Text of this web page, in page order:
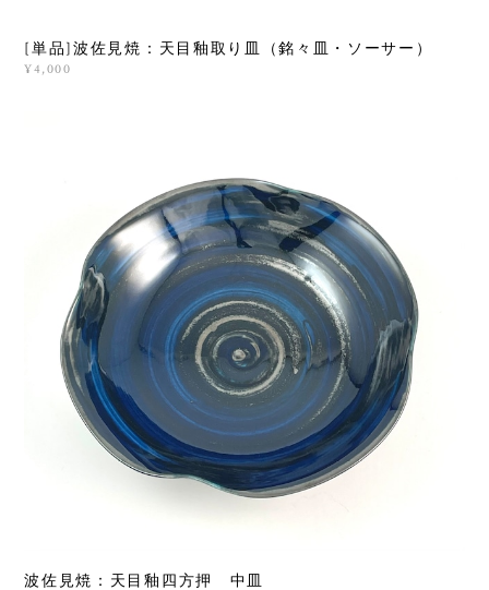
[単品]波佐見焼：天目釉取り皿（銘々皿・ソーサー）
¥4,000
波佐見焼：天目釉四方押 中皿